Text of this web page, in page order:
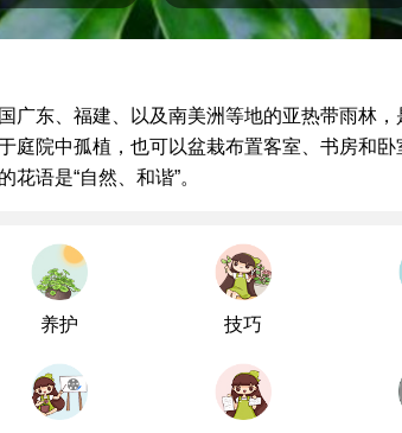
广东、福建、以及南美洲等地的亚热带雨林，
庭院中孤植，也可以盆栽布置客室、书房和卧
语是“自然、和谐”。
养护 技巧